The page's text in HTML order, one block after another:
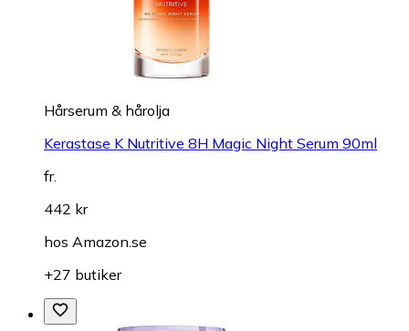
Hårserum & hårolja
Kerastase K Nutritive 8H Magic Night Serum 90ml
fr.
442 kr
hos Amazon.se
+27 butiker